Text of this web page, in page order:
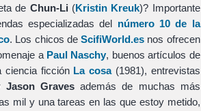
de Chun-Li (Kristin Kreuk)? Importante
especializadas del número 10 de la
. Los chicos deScifiWorld.es nos ofrecen
a Paul Naschy, buenos artículos de
ciencia ficción La cosa(1981), entrevistas
Jason Graves además de muchas más
mil y una tareas en las que estoy metido,